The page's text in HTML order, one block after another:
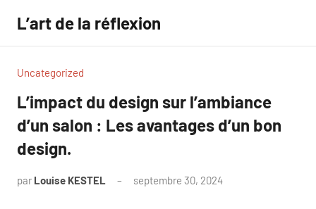
contenu
L’art de la réflexion
Uncategorized
L’impact du design sur l’ambiance
d’un salon : Les avantages d’un bon
design.
par Louise KESTEL septembre 30, 2024